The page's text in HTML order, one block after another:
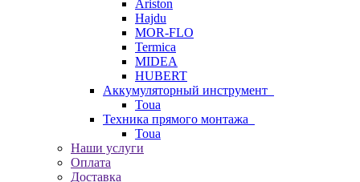
Ariston
Hajdu
MOR-FLO
Termica
MIDEA
HUBERT
Аккумуляторный инструмент
Toua
Техника прямого монтажа
Toua
Наши услуги
Оплата
Доставка